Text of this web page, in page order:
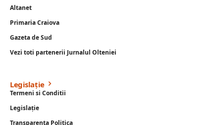
Altanet
Primaria Craiova
Gazeta de Sud
Vezi toti partenerii Jurnalul Olteniei
Legislație
Termeni si Conditii
Legislație
Transparenta Politica